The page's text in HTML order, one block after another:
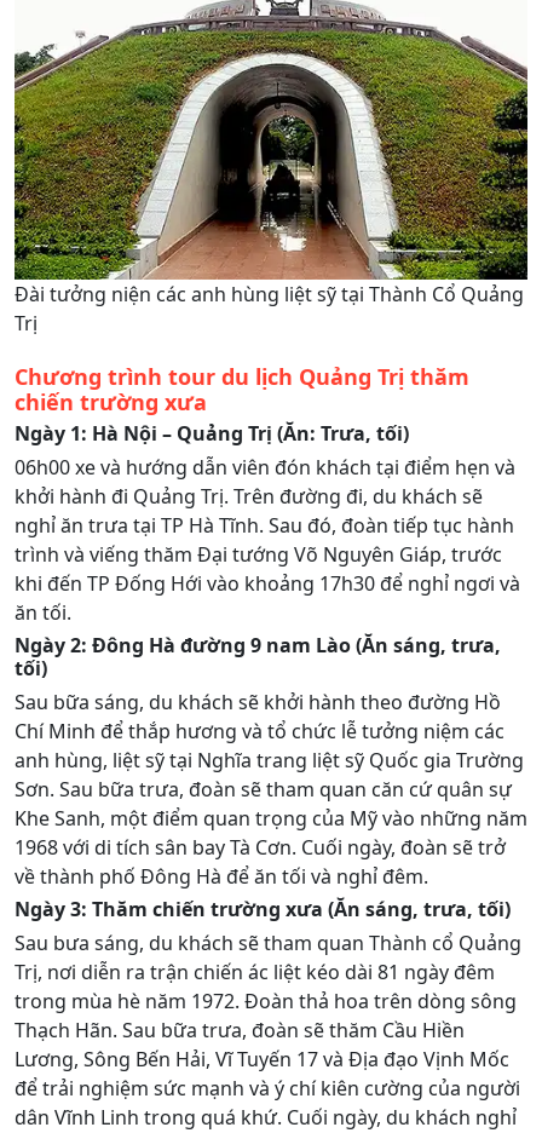
Đài tưởng niện các anh hùng liệt sỹ tại Thành Cổ Quảng
Trị
Chương trình tour du lịch Quảng Trị thăm
chiến trường xưa
Ngày 1: Hà Nội – Quảng Trị (Ăn: Trưa, tối)
06h00 xe và hướng dẫn viên đón khách tại điểm hẹn và
khởi hành đi Quảng Trị. Trên đường đi, du khách sẽ
nghỉ ăn trưa tại TP Hà Tĩnh. Sau đó, đoàn tiếp tục hành
trình và viếng thăm Đại tướng Võ Nguyên Giáp, trước
khi đến TP Đống Hới vào khoảng 17h30 để nghỉ ngơi và
ăn tối.
Ngày 2: Đông Hà đường 9 nam Lào (Ăn sáng, trưa,
tối)
Sau bữa sáng, du khách sẽ khởi hành theo đường Hồ
Chí Minh để thắp hương và tổ chức lễ tưởng niệm các
anh hùng, liệt sỹ tại Nghĩa trang liệt sỹ Quốc gia Trường
Sơn. Sau bữa trưa, đoàn sẽ tham quan căn cứ quân sự
Khe Sanh, một điểm quan trọng của Mỹ vào những năm
1968 với di tích sân bay Tà Cơn. Cuối ngày, đoàn sẽ trở
về thành phố Đông Hà để ăn tối và nghỉ đêm.
Ngày 3: Thăm chiến trường xưa (Ăn sáng, trưa, tối)
Sau bưa sáng, du khách sẽ tham quan Thành cổ Quảng
Trị, nơi diễn ra trận chiến ác liệt kéo dài 81 ngày đêm
trong mùa hè năm 1972. Đoàn thả hoa trên dòng sông
Thạch Hãn. Sau bữa trưa, đoàn sẽ thăm Cầu Hiền
Lương, Sông Bến Hải, Vĩ Tuyến 17 và Địa đạo Vịnh Mốc
để trải nghiệm sức mạnh và ý chí kiên cường của người
dân Vĩnh Linh trong quá khứ. Cuối ngày, du khách nghỉ